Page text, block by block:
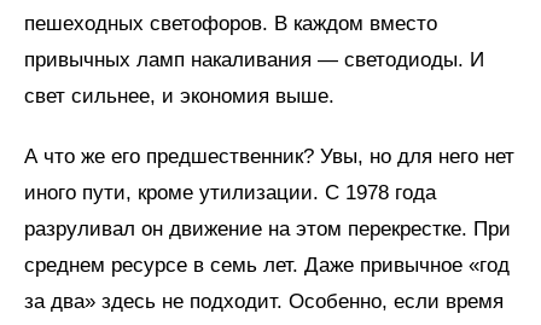
пешеходных светофоров. В каждом вместо
привычных ламп накаливания — светодиоды. И
свет сильнее, и экономия выше.
А что же его предшественник? Увы, но для него нет
иного пути, кроме утилизации. С 1978 года
разруливал он движение на этом перекрестке. При
среднем ресурсе в семь лет. Даже привычное «год
за два» здесь не подходит. Особенно, если время